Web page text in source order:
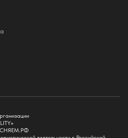
факультет
и спорта
для иностранных граждан